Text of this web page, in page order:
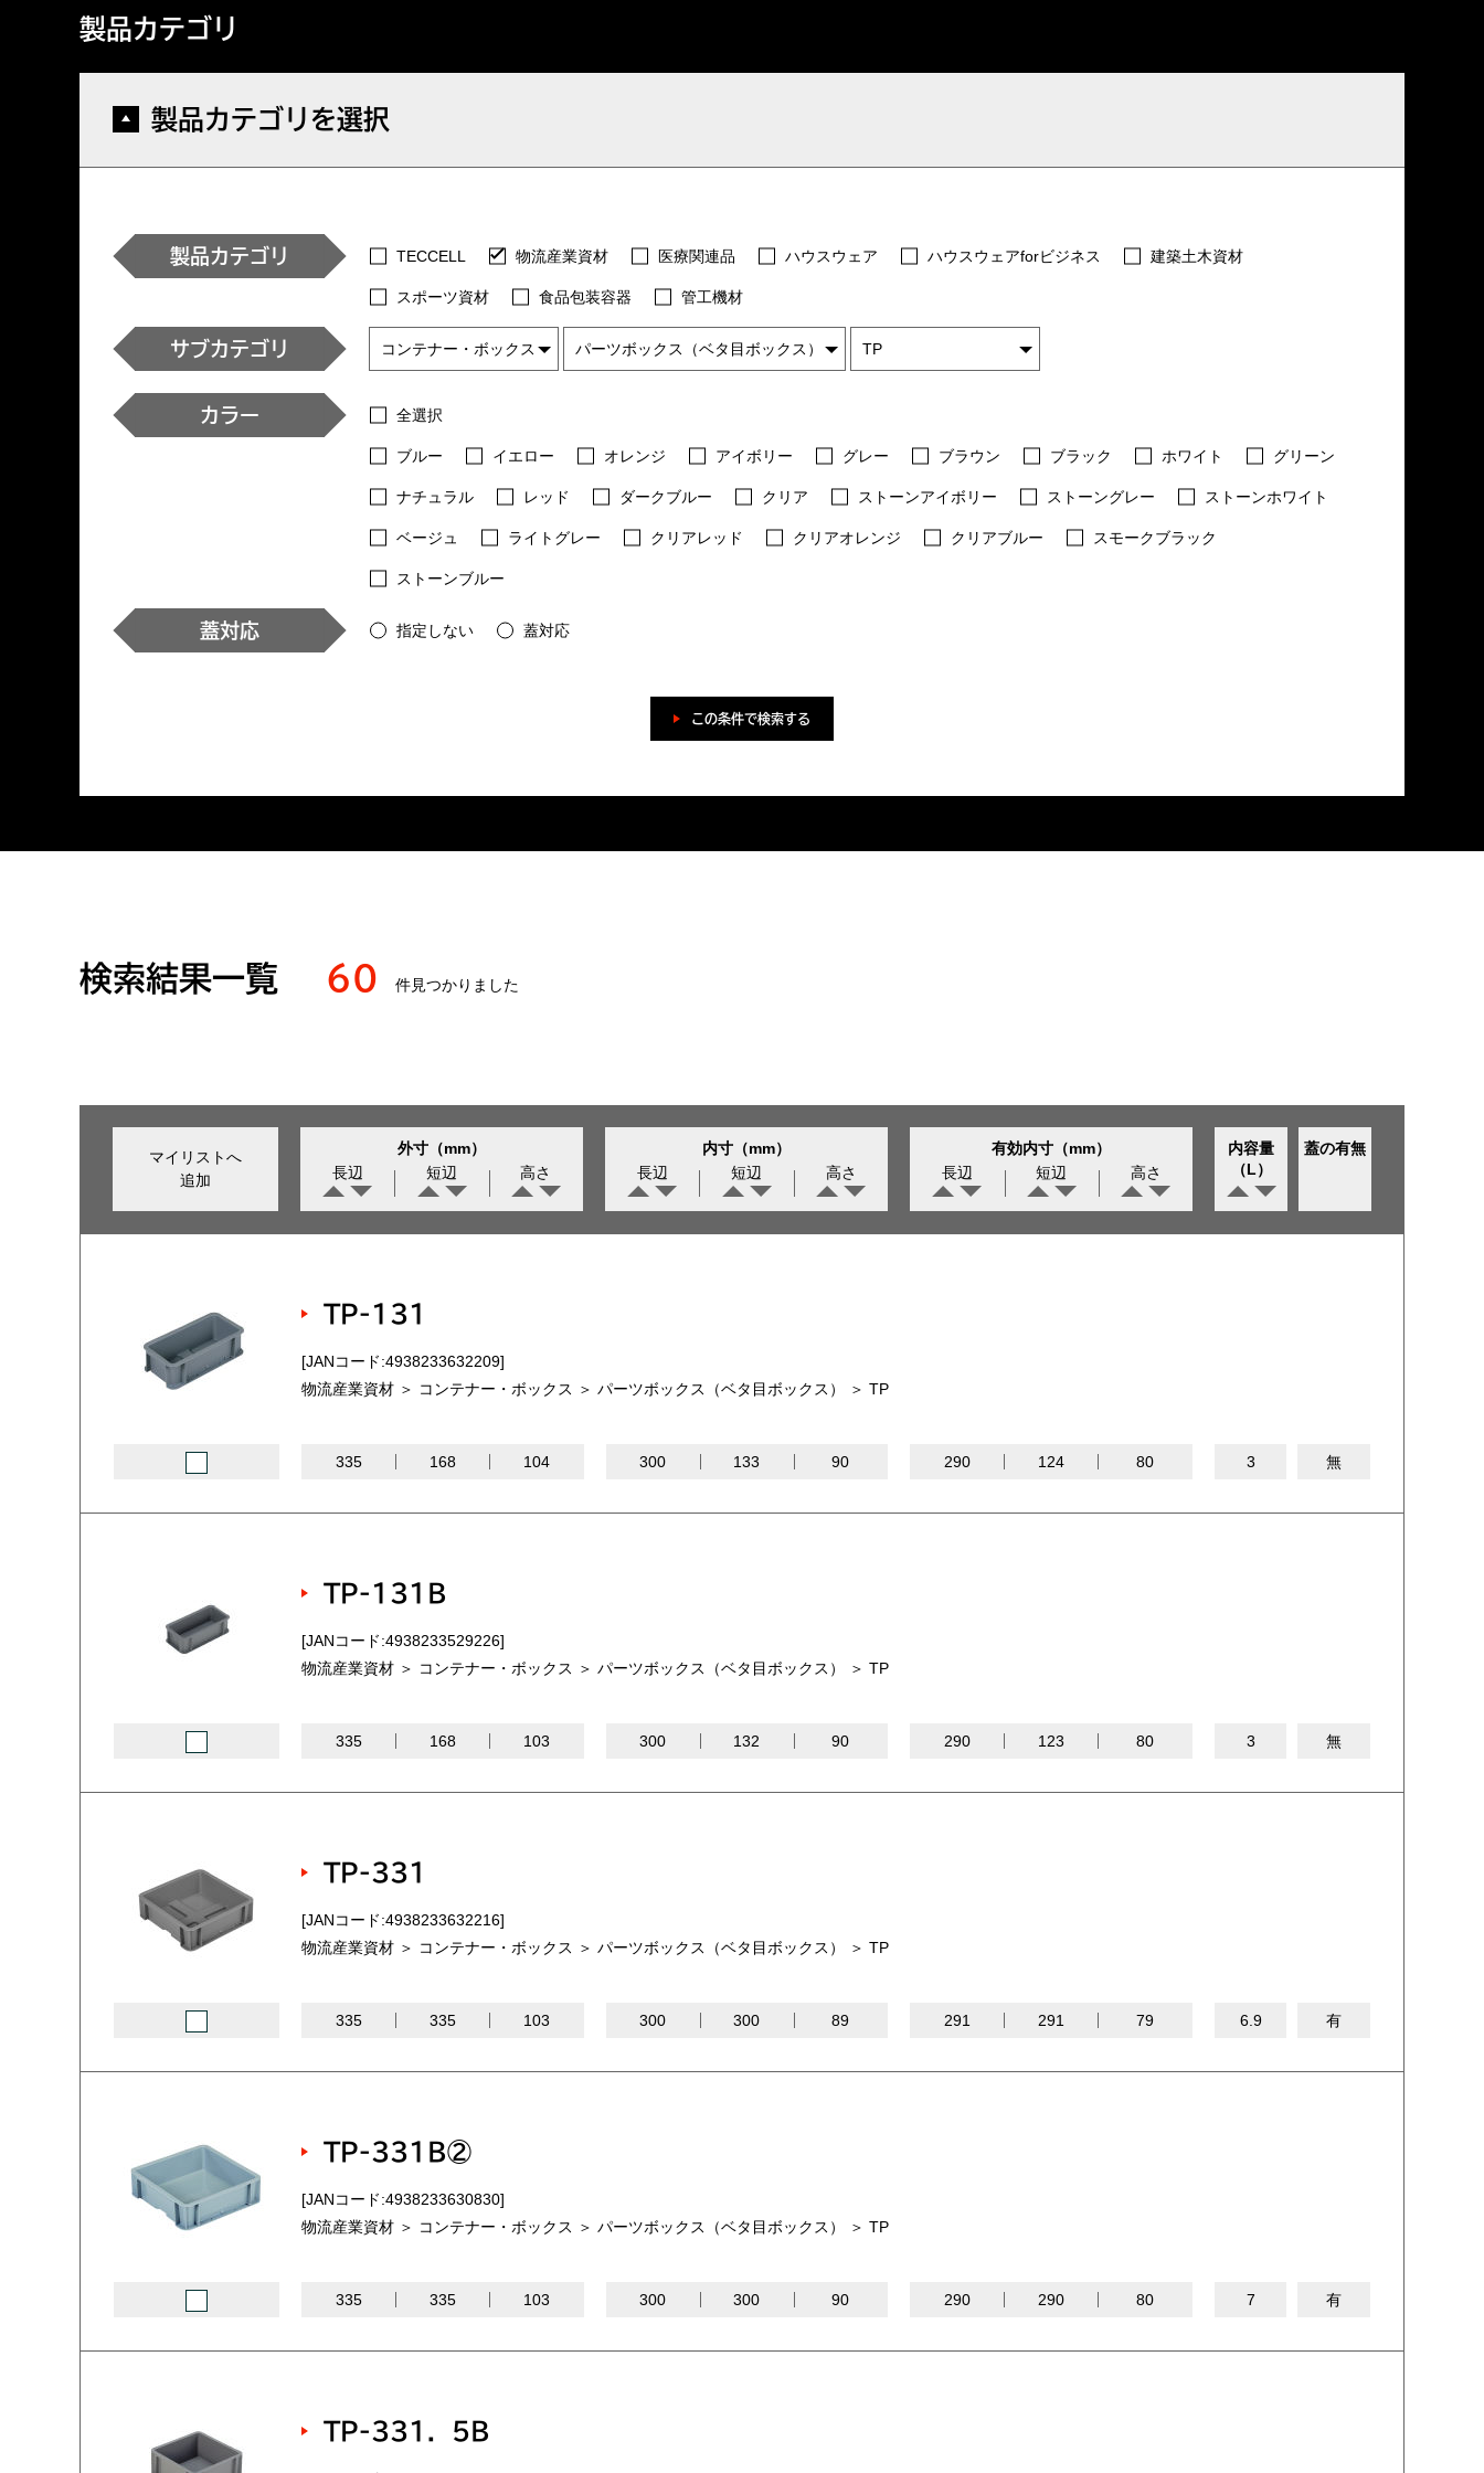
製品カテゴリ
製品カテゴリを選択
製品カテゴリ TECCELL 物流産業資材 医療関連品 ハウスウェア ハウスウェアforビジネス 建築土木資材
スポーツ資材 食品包装容器 管工機材
サブカテゴリ
カラー 全選択
ブルー イエロー オレンジ アイボリー グレー ブラウン ブラック ホワイト グリーン
ナチュラル レッド ダークブルー クリア ストーンアイボリー ストーングレー ストーンホワイト
ベージュ ライトグレー クリアレッド クリアオレンジ クリアブルー スモークブラック
ストーンブルー
蓋対応 指定しない 蓋対応
この条件で検索する
検索結果一覧 60 件見つかりました
マイリストへ
追加
外寸（mm）
長辺
短辺 高さ
内寸（mm）
長辺
短辺 高さ
有効内寸（mm）
長辺
短辺 高さ
内容量
（L）
蓋の有無
TP-131
[JANコード:4938233632209]
物流産業資材 ＞ コンテナー・ボックス ＞ パーツボックス（ベタ目ボックス） ＞ TP
335 168 104 300 133 90 290 124 80 3 無
TP-131B
[JANコード:4938233529226]
物流産業資材 ＞ コンテナー・ボックス ＞ パーツボックス（ベタ目ボックス） ＞ TP
335 168 103 300 132 90 290 123 80 3 無
TP-331
[JANコード:4938233632216]
物流産業資材 ＞ コンテナー・ボックス ＞ パーツボックス（ベタ目ボックス） ＞ TP
335 335 103 300 300 89 291 291 79 6.9 有
TP-331B②
[JANコード:4938233630830]
物流産業資材 ＞ コンテナー・ボックス ＞ パーツボックス（ベタ目ボックス） ＞ TP
335 335 103 300 300 90 290 290 80 7 有
TP-331．5B